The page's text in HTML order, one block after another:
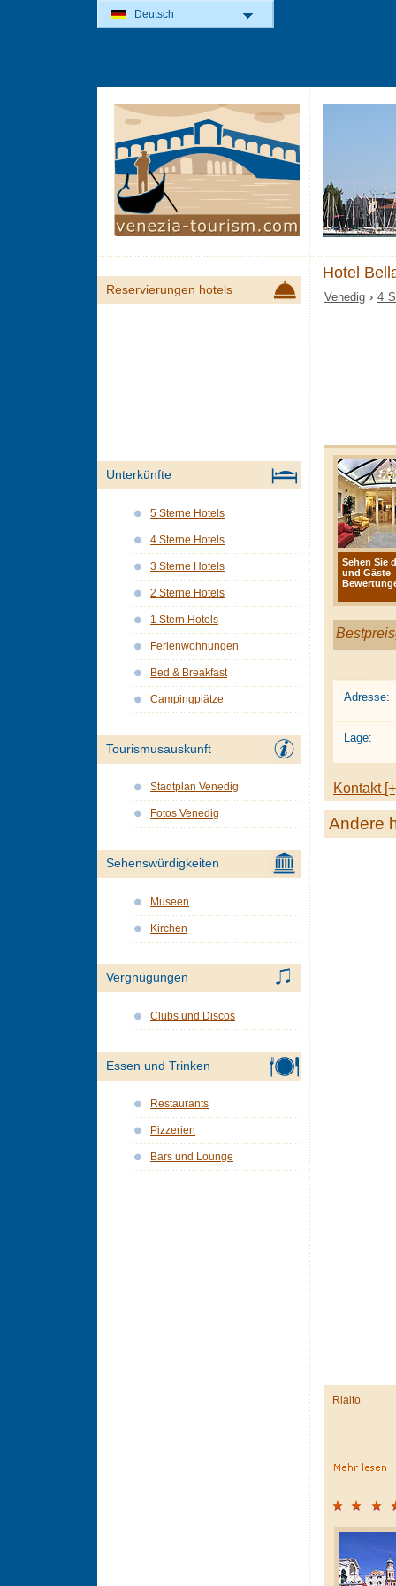
Hotel
Venedig ›4
Sehen Sie
und Gäste
Bewertunge
Adresse:
Lage:
Kontakt
Andere
Rialto
Reservierungen hotels
Unterkünfte
5 Sterne Hotels
4 Sterne Hotels
3 Sterne Hotels
2 Sterne Hotels
1 Stern Hotels
Ferienwohnungen
Bed & Breakfast
Campingplätze
Tourismusauskunft
Stadtplan Venedig
Fotos Venedig
Sehenswürdigkeiten
Museen
Kirchen
Vergnügungen
Clubs und Discos
Essen und Trinken
Restaurants
Pizzerien
Bars und Lounge
Deutsch